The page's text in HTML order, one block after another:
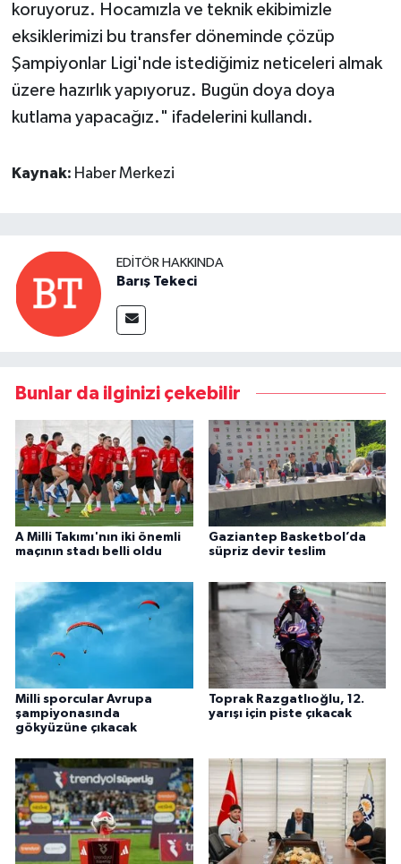
koruyoruz. Hocamızla ve teknik ekibimizle
eksiklerimizi bu transfer döneminde çözüp
Şampiyonlar Ligi'nde istediğimiz neticeleri almak
üzere hazırlık yapıyoruz. Bugün doya doya
kutlama yapacağız." ifadelerini kullandı.
Kaynak: Haber Merkezi
EDITÖR HAKKINDA
Barış Tekeci
Bunlar da ilginizi çekebilir
A Milli Takımı'nın iki önemli
maçının stadı belli oldu
Gaziantep Basketbol’da
süpriz devir teslim
Milli sporcular Avrupa
şampiyonasında
gökyüzüne çıkacak
Toprak Razgatlıoğlu, 12.
yarışı için piste çıkacak